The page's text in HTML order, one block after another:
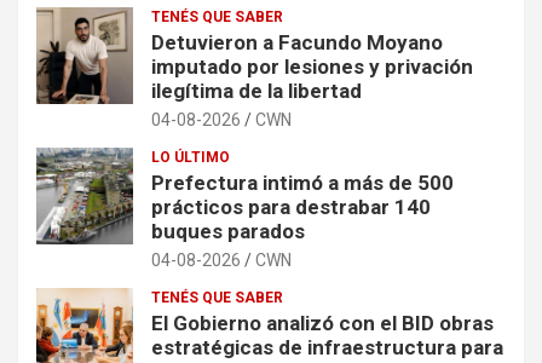
TENÉS QUE SABER
Detuvieron a Facundo Moyano
imputado por lesiones y privación
ilegítima de la libertad
04-08-2026 CWN
LO ÚLTIMO
Prefectura intimó a más de 500
prácticos para destrabar 140
buques parados
04-08-2026 CWN
TENÉS QUE SABER
El Gobierno analizó con el BID obras
estratégicas de infraestructura para